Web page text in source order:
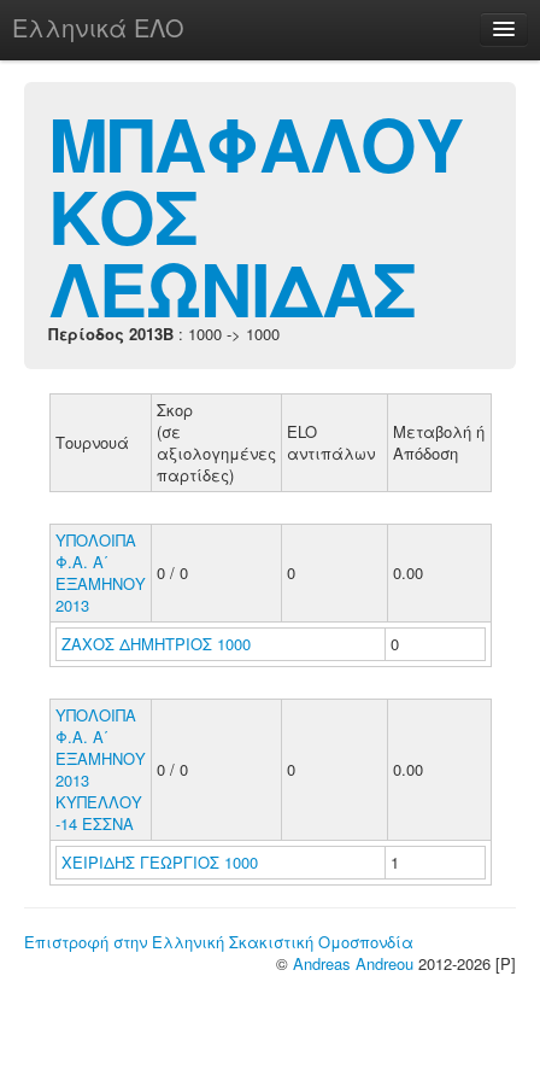
Ελληνικά ΕΛΟ
chesstu.be @ discord
Login
ΜΠΑΦΑΛΟΥ
ΚΟΣ
ΛΕΩΝΙΔΑΣ
Περίοδος 2013B : 1000 -> 1000
Τουρνουά
Σκορ
(σε
αξιολογημένες
παρτίδες)
ELO
αντιπάλων
Μεταβολή ή
Απόδοση
ΥΠΟΛΟΙΠΑ
Φ.Α. Α΄
ΕΞΑΜΗΝΟΥ
2013
0 / 0 0 0.00
ΖΑΧΟΣ ΔΗΜΗΤΡΙΟΣ 1000 0
ΥΠΟΛΟΙΠΑ
Φ.Α. Α΄
ΕΞΑΜΗΝΟΥ
2013
ΚΥΠΕΛΛΟΥ
-14 ΕΣΣΝΑ
0 / 0 0 0.00
ΧΕΙΡΙΔΗΣ ΓΕΩΡΓΙΟΣ 1000 1
Επιστροφή στην Ελληνική Σκακιστική Ομοσπονδία
© Andreas Andreou 2012-2026 [P]